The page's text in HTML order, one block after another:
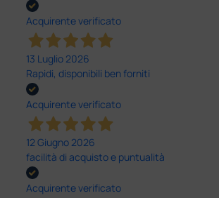
Acquirente verificato
13 Luglio 2026
Rapidi, disponibili ben forniti
Acquirente verificato
12 Giugno 2026
facilità di acquisto e puntualità
Acquirente verificato